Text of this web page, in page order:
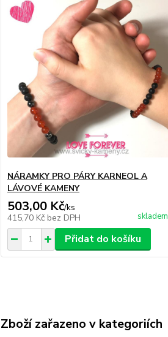
NÁRAMKY PRO PÁRY KARNEOL A
LÁVOVÉ KAMENY
503,00 Kč/ks
415,70 Kč bez DPH skladem
Přidat do košíku
Zboží zařazeno v kategoriích